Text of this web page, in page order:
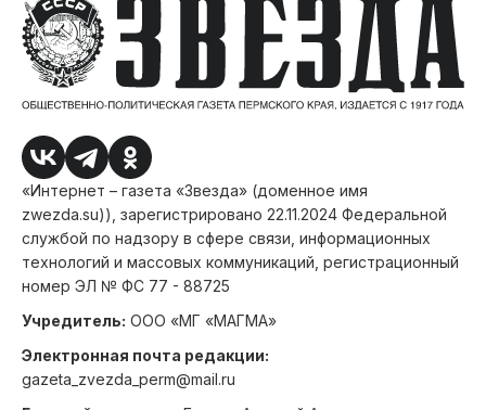
«Интернет – газета «Звезда» (доменное имя
zwezda.su)), зарегистрировано 22.11.2024 Федеральной
службой по надзору в сфере связи, информационных
технологий и массовых коммуникаций, регистрационный
номер ЭЛ № ФС 77 - 88725
Учредитель: ООО «МГ «МАГМА»
Электронная почта редакции:
gazeta_zvezda_perm@mail.ru